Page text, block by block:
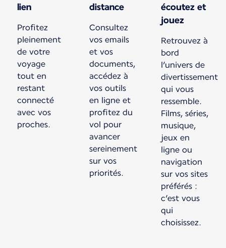
lien
Profitez
pleinement
de votre
voyage
tout en
restant
connecté
avec vos
proches.
distance
Consultez
vos emails
et vos
documents,
accédez à
vos outils
en ligne et
profitez du
vol pour
avancer
sereinement
sur vos
priorités.
écoutez et
jouez
Retrouvez à
bord
l’univers de
divertissement
qui vous
ressemble.
Films, séries,
musique,
jeux en
ligne ou
navigation
sur vos sites
préférés :
c’est vous
qui
choisissez.